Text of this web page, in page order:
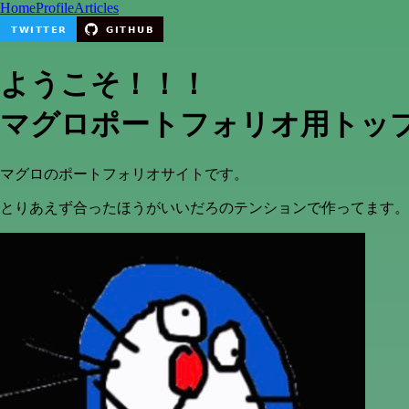
HomeProfileArticles
ようこそ！！！
マグロポートフォリオ用トッ
マグロのポートフォリオサイトです。
とりあえず合ったほうがいいだろのテンションで作ってます。